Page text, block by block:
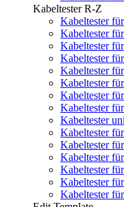
Kabeltester R-Z
Kabeltester
Kabeltester
Kabeltester
Kabeltester
Kabeltester
Kabeltester
Kabeltester
Kabeltester
Kabeltester
Kabeltester
Kabeltester
Kabeltester
Kabeltester
Kabeltester
Kabeltester